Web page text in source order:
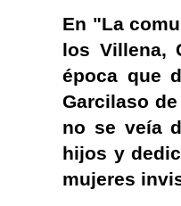
En "La
los Villena,
época que
Garcilaso
no se veía
hijos y
mujeres